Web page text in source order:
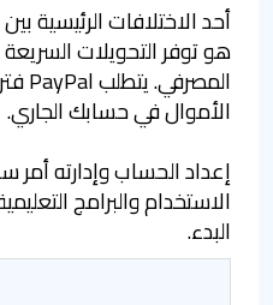
هو توفر التحويلات
إعداد الحساب وإدارته
الاستخدام والبرامج
البدء.